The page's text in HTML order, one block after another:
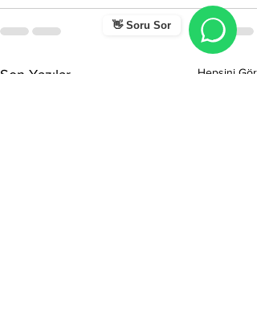
👋 Soru Sor
Son Yazılar Hepsini Gör